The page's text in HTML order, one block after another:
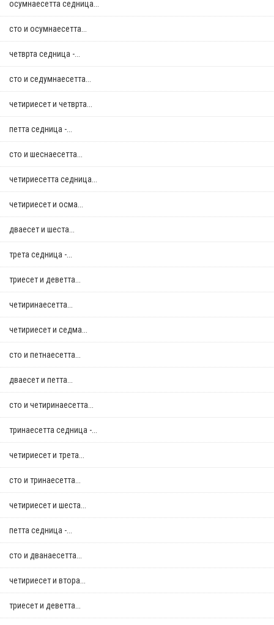
осумнaесетта седница...
сто и осумнaесетта...
четврта седница -...
сто и седумнаесетта...
четириесет и четврта...
петта седница -...
сто и шеснаесетта...
четириесетта седница...
четириесет и осма...
дваесет и шеста...
трета седница -...
триесет и деветта...
четиринаесетта...
четириесет и седма...
сто и петнаесетта...
дваесет и петта...
сто и четиринаесетта...
тринаесетта седница -...
четириесет и трета...
сто и тринаесетта...
четириесет и шеста...
петта седница -...
сто и дванаесетта...
четириесет и втора...
триесет и деветта...